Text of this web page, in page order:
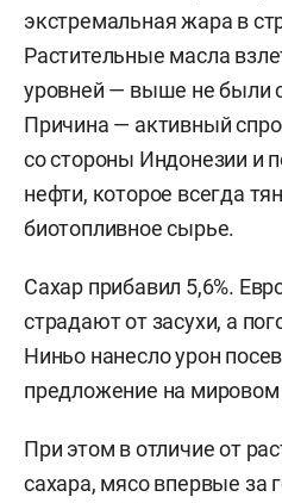
экстремальная жара в
Растительные масла
уровней — выше не были
Причина — активный
со стороны Индонезии и
нефти, которое всегда
биотопливное сырье.
Сахар прибавил 5,6%.
страдают от засухи, а
Ниньо нанесло урон
предложение на
При этом в отличие от
сахара, мясо впервые за